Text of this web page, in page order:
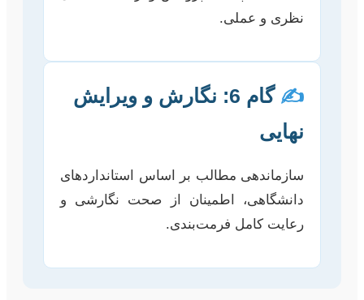
نظری و عملی.
✍️
گام 6: نگارش و ویرایش
نهایی
سازماندهی مطالب بر اساس استانداردهای
دانشگاهی، اطمینان از صحت نگارشی و
رعایت کامل فرمت‌بندی.